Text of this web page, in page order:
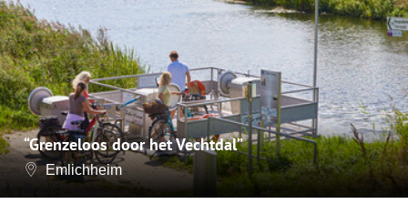
“Grenzeloos door het Vechtdal”
Emlichheim